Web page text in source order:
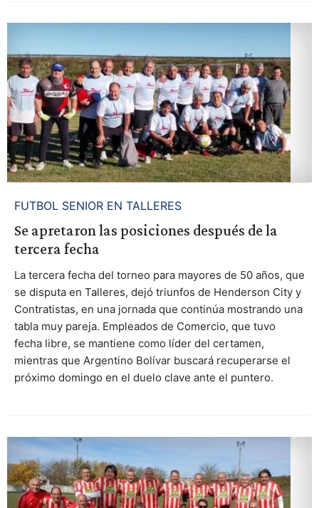
FUTBOL SENIOR EN TALLERES
Se apretaron las posiciones después de la
tercera fecha
La tercera fecha del torneo para mayores de 50 años, que
se disputa en Talleres, dejó triunfos de Henderson City y
Contratistas, en una jornada que continúa mostrando una
tabla muy pareja. Empleados de Comercio, que tuvo
fecha libre, se mantiene como líder del certamen,
mientras que Argentino Bolívar buscará recuperarse el
próximo domingo en el duelo clave ante el puntero.